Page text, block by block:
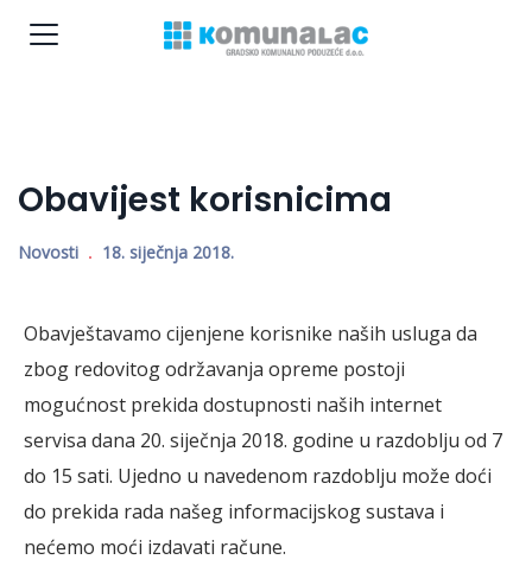
Obavijest korisnicima
Novosti 18. siječnja 2018.
Obavještavamo cijenjene korisnike naših usluga da
zbog redovitog održavanja opreme postoji
mogućnost prekida dostupnosti naših internet
servisa dana 20. siječnja 2018. godine u razdoblju od 7
do 15 sati. Ujedno u navedenom razdoblju može doći
do prekida rada našeg informacijskog sustava i
nećemo moći izdavati račune.